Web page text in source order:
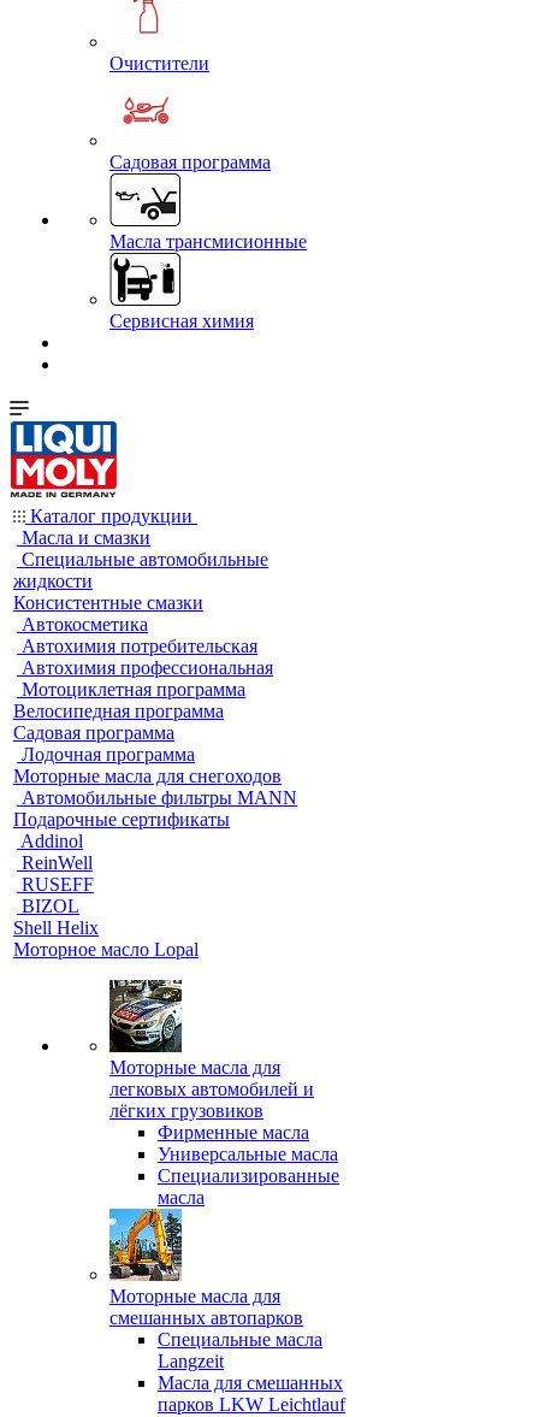
Очистители
Садовая программа
Масла трансмисионные
Сервисная химия
Каталог продукции
Масла и смазки
Специальные автомобильные
жидкости
Консистентные смазки
Автокосметика
Автохимия потребительская
Автохимия профессиональная
Мотоциклетная программа
Велосипедная программа
Садовая программа
Лодочная программа
Моторные масла для снегоходов
Автомобильные фильтры MANN
Подарочные сертификаты
Addinol
ReinWell
RUSEFF
BIZOL
Shell Helix
Моторное масло Lopal
Моторные масла для
легковых автомобилей и
лёгких грузовиков
Фирменные масла
Универсальные масла
Специализированные
масла
Моторные масла для
смешанных автопарков
Специальные масла
Langzeit
Масла для смешанных
парков LKW Leichtlauf